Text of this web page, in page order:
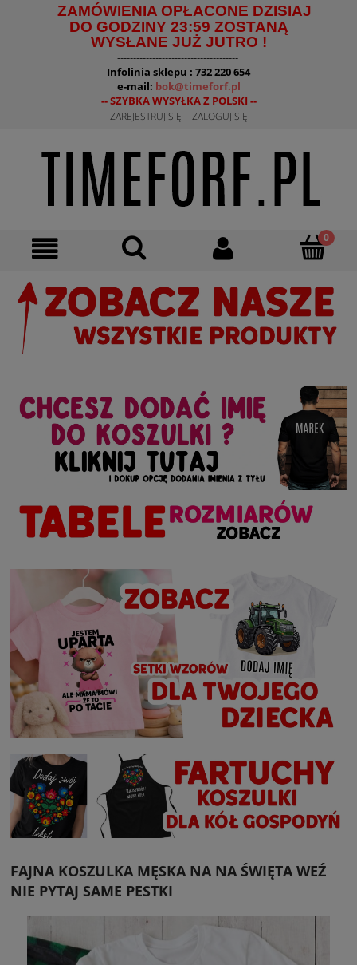
ZAMÓWIENIA OPŁACONE DZISIAJ
DO GODZINY 23:59 ZOSTANĄ
WYSŁANE JUŻ JUTRO !
--------------------------------------
Infolinia sklepu : 732 220 654
e-mail: bok@timeforf.pl
-- SZYBKA WYSYŁKA Z POLSKI --
ZAREJESTRUJ SIĘ ZALOGUJ SIĘ
FAJNA KOSZULKA MĘSKA NA NA ŚWIĘTA WEŹ
NIE PYTAJ SAME PESTKI